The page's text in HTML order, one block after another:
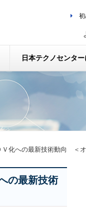
日本テクノセンタ
化への最新技術動向 ＜
の最新技術